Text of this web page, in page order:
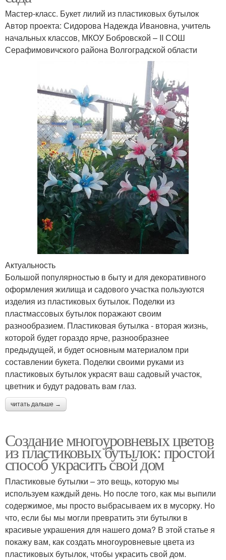
Мастер-класс. Букет лилий из пластиковых бутылок
Автор проекта: Сидорова Надежда Ивановна, учитель
начальных классов, МКОУ Бобровской – ΙΙ СОШ
Серафимовичского района Волгоградской области
Актуальность
Большой популярностью в быту и для декоративного
оформления жилища и садового участка пользуются
изделия из пластиковых бутылок. Поделки из
пластмассовых бутылок поражают своим
разнообразием. Пластиковая бутылка - вторая жизнь,
которой будет гораздо ярче, разнообразнее
предыдущей, и будет основным материалом при
составлении букета. Поделки своими руками из
пластиковых бутылок украсят ваш садовый участок,
цветник и будут радовать вам глаз.
читать дальше →
Создание многоуровневых цветов
из пластиковых бутылок: простой
способ украсить свой дом
Пластиковые бутылки – это вещь, которую мы
используем каждый день. Но после того, как мы выпили
содержимое, мы просто выбрасываем их в мусорку. Но
что, если бы мы могли превратить эти бутылки в
красивые украшения для нашего дома? В этой статье я
покажу вам, как создать многоуровневые цвета из
пластиковых бутылок, чтобы украсить свой дом.